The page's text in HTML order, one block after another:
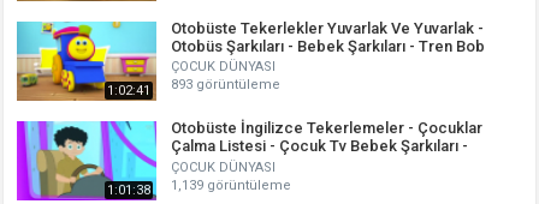
1:02:41
Otobüste Tekerlekler Yuvarlak Ve Yuvarlak -
Otobüs Şarkıları - Bebek Şarkıları - Tren Bob
ÇOCUK DÜNYASI
893 görüntüleme
1:01:38
Otobüste İngilizce Tekerlemeler - Çocuklar
Çalma Listesi - Çocuk Tv Bebek Şarkıları -
Otobüste Tekerlemeler
ÇOCUK DÜNYASI
1,139 görüntüleme